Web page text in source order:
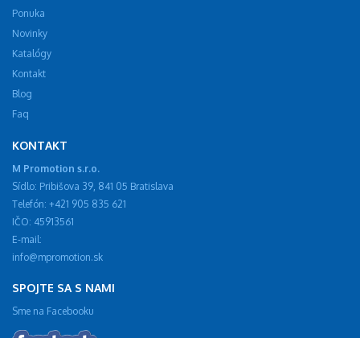
Ponuka
Novinky
Katalógy
Kontakt
Blog
Faq
KONTAKT
M Promotion s.r.o.
Sídlo: Pribišova 39, 841 05 Bratislava
Telefón: +421 905 835 621
IČO: 45913561
E-mail:
info@mpromotion.sk
SPOJTE SA S NAMI
Sme na Facebooku